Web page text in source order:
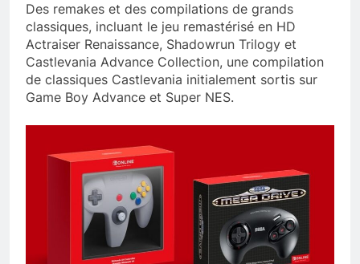
Des remakes et des compilations de grands
classiques, incluant le jeu remastérisé en HD
Actraiser Renaissance, Shadowrun Trilogy et
Castlevania Advance Collection, une compilation
de classiques Castlevania initialement sortis sur
Game Boy Advance et Super NES.